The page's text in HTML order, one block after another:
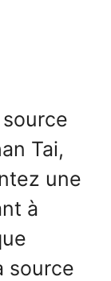
Tai,
une
à
source